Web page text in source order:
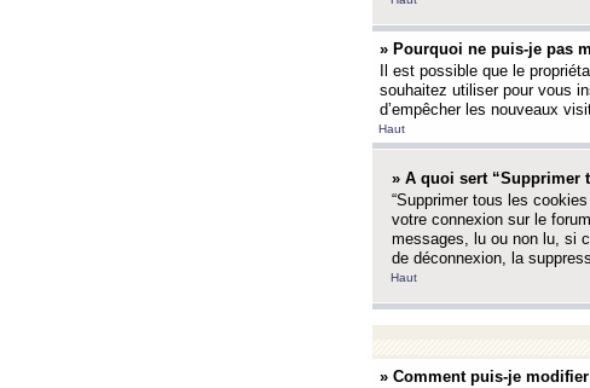
» Pourquoi ne puis-je pas
Il est possible que le
souhaitez utiliser pour vous
d’empêcher les nouveaux
Haut
» A quoi sert “Supprimer
“Supprimer tous les
votre connexion sur le
messages, lu ou non lu, si
de déconnexion, la
Haut
» Comment puis-je